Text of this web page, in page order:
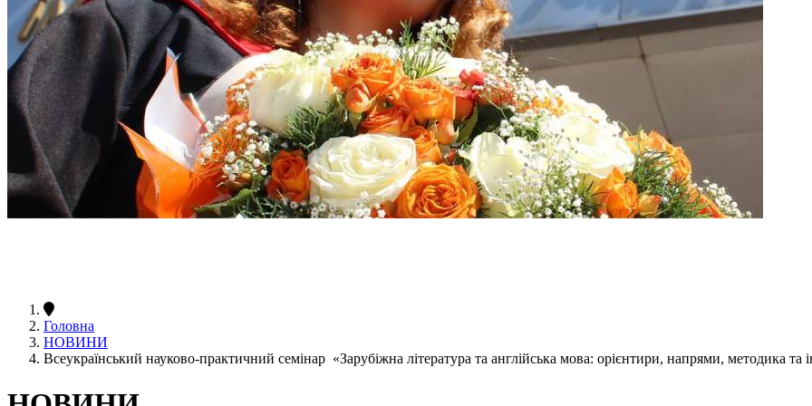
Головна
НОВИНИ
Всеукраїнський науково-практичний семінар «Зарубіжна література та англійська мова: орієнтири, напрями, методика та